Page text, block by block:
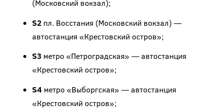
(Московский вокзал);
S2пл. Восстания (Московский вокзал) —
автостанция «Крестовский остров»;
S3метро «Петроградская» — автостанция
«Крестовский остров»;
S4метро «Выборгская» — автостанция
«Крестовский остров»;